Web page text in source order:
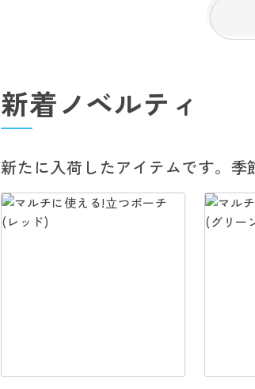
新着ノベルティ
新たに入荷したアイテムです。季